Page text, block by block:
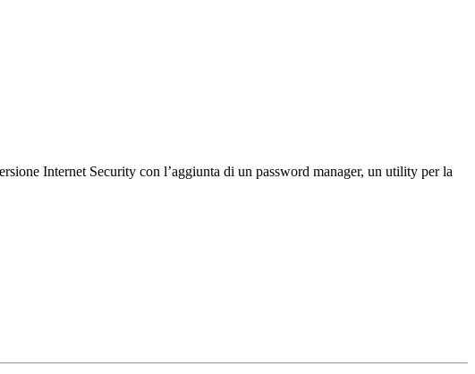
Internet Security con l’aggiunta di un password manager, un utility per la